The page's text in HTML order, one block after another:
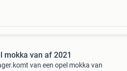
mokka van af 2021
van een opel mokka van